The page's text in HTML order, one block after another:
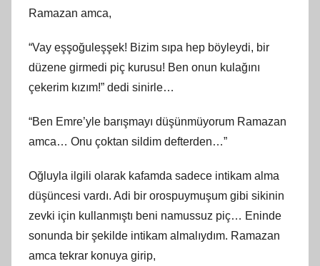
Ramazan amca,
“Vay eşşoğuleşşek! Bizim sıpa hep böyleydi, bir
düzene girmedi piç kurusu! Ben onun kulağını
çekerim kızım!” dedi sinirle…
“Ben Emre’yle barışmayı düşünmüyorum Ramazan
amca… Onu çoktan sildim defterden…”
Oğluyla ilgili olarak kafamda sadece intikam alma
düşüncesi vardı. Adi bir orospuymuşum gibi sikinin
zevki için kullanmıştı beni namussuz piç… Eninde
sonunda bir şekilde intikam almalıydım. Ramazan
amca tekrar konuya girip,